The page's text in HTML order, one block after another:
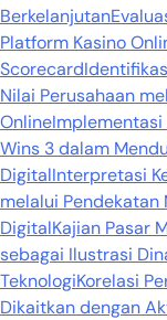
Berkelanjutan
Platform Kasino
Scorecard
Nilai Perusahaan
Online
Wins 3 dalam
DigitalInterpretasi
melalui
DigitalKajian Pasar
sebagai Ilustrasi
TeknologiKorelasi
Dikaitkan dengan